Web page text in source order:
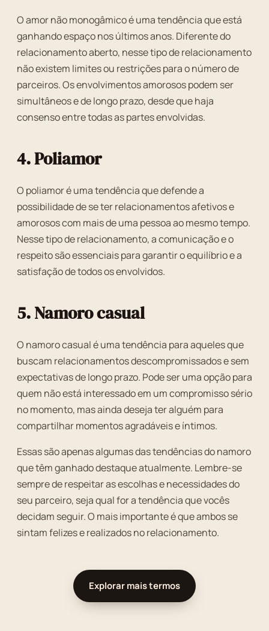
O amor não monogâmico é uma tendência que está
ganhando espaço nos últimos anos. Diferente do
relacionamento aberto, nesse tipo de relacionamento
não existem limites ou restrições para o número de
parceiros. Os envolvimentos amorosos podem ser
simultâneos e de longo prazo, desde que haja
consenso entre todas as partes envolvidas.
4. Poliamor
O poliamor é uma tendência que defende a
possibilidade de se ter relacionamentos afetivos e
amorosos com mais de uma pessoa ao mesmo tempo.
Nesse tipo de relacionamento, a comunicação e o
respeito são essenciais para garantir o equilíbrio e a
satisfação de todos os envolvidos.
5. Namoro casual
O namoro casual é uma tendência para aqueles que
buscam relacionamentos descompromissados e sem
expectativas de longo prazo. Pode ser uma opção para
quem não está interessado em um compromisso sério
no momento, mas ainda deseja ter alguém para
compartilhar momentos agradáveis e íntimos.
Essas são apenas algumas das tendências do namoro
que têm ganhado destaque atualmente. Lembre-se
sempre de respeitar as escolhas e necessidades do
seu parceiro, seja qual for a tendência que vocês
decidam seguir. O mais importante é que ambos se
sintam felizes e realizados no relacionamento.
Explorar mais termos